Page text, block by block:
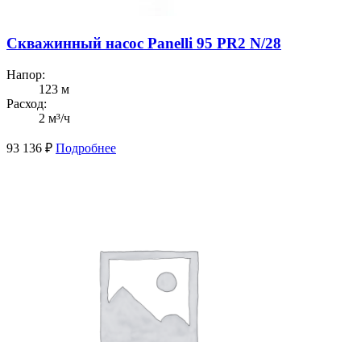
Скважинный насос Panelli 95 PR2 N/28
Напор:
123 м
Расход:
2 м³/ч
93 136 ₽ Подробнее